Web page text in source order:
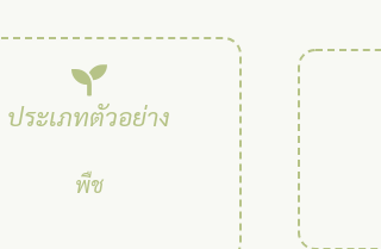
ประเภทตัวอย่าง
พืช